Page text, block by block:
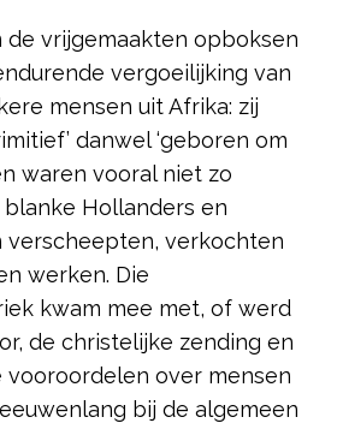
de vrijgemaakten opboksen
vergoeilijking van
mensen uit Afrika: zij
danwel ‘geboren om
waren vooral niet zo
Hollanders en
verscheepten, verkochten
werken. Die
kwam mee met, of werd
de christelijke zending en
vooroordelen over mensen
bij de algemeen